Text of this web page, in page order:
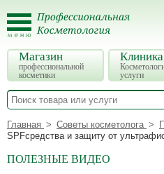
Магазин
профессиональной
косметики
Клиника
услуги
Главная Советы косметолога
SPFсредства и защиту от
ПОЛЕЗНЫЕ ВИДЕО